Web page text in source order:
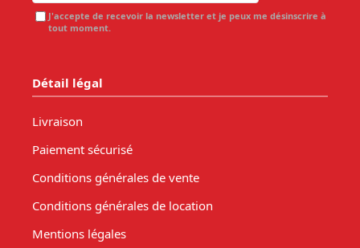
J'accepte de recevoir la newsletter et je peux me désinscrire à
tout moment.
Détail légal
Livraison
Paiement sécurisé
Conditions générales de vente
Conditions générales de location
Mentions légales